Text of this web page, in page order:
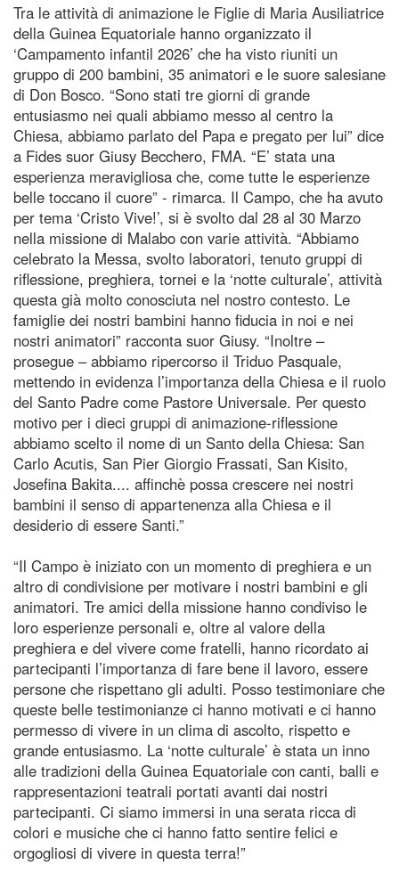
Tra le attività di animazione le Figlie di Maria Ausiliatrice
della Guinea Equatoriale hanno organizzato il
‘Campamento infantil 2026’ che ha visto riuniti un
gruppo di 200 bambini, 35 animatori e le suore salesiane
di Don Bosco. “Sono stati tre giorni di grande
entusiasmo nei quali abbiamo messo al centro la
Chiesa, abbiamo parlato del Papa e pregato per lui” dice
a Fides suor Giusy Becchero, FMA. “E’ stata una
esperienza meravigliosa che, come tutte le esperienze
belle toccano il cuore” - rimarca. Il Campo, che ha avuto
per tema ‘Cristo Vive!’, si è svolto dal 28 al 30 Marzo
nella missione di Malabo con varie attività. “Abbiamo
celebrato la Messa, svolto laboratori, tenuto gruppi di
riflessione, preghiera, tornei e la ‘notte culturale’, attività
questa già molto conosciuta nel nostro contesto. Le
famiglie dei nostri bambini hanno fiducia in noi e nei
nostri animatori” racconta suor Giusy. “Inoltre –
prosegue – abbiamo ripercorso il Triduo Pasquale,
mettendo in evidenza l’importanza della Chiesa e il ruolo
del Santo Padre come Pastore Universale. Per questo
motivo per i dieci gruppi di animazione-riflessione
abbiamo scelto il nome di un Santo della Chiesa: San
Carlo Acutis, San Pier Giorgio Frassati, San Kisito,
Josefina Bakita.... affinchè possa crescere nei nostri
bambini il senso di appartenenza alla Chiesa e il
desiderio di essere Santi.”
“Il Campo è iniziato con un momento di preghiera e un
altro di condivisione per motivare i nostri bambini e gli
animatori. Tre amici della missione hanno condiviso le
loro esperienze personali e, oltre al valore della
preghiera e del vivere come fratelli, hanno ricordato ai
partecipanti l’importanza di fare bene il lavoro, essere
persone che rispettano gli adulti. Posso testimoniare che
queste belle testimonianze ci hanno motivati e ci hanno
permesso di vivere in un clima di ascolto, rispetto e
grande entusiasmo. La ‘notte culturale’ è stata un inno
alle tradizioni della Guinea Equatoriale con canti, balli e
rappresentazioni teatrali portati avanti dai nostri
partecipanti. Ci siamo immersi in una serata ricca di
colori e musiche che ci hanno fatto sentire felici e
orgogliosi di vivere in questa terra!”